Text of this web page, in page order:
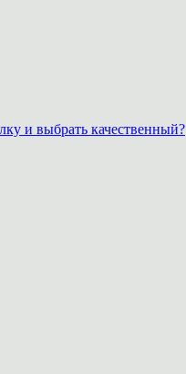
и выбрать качественный?